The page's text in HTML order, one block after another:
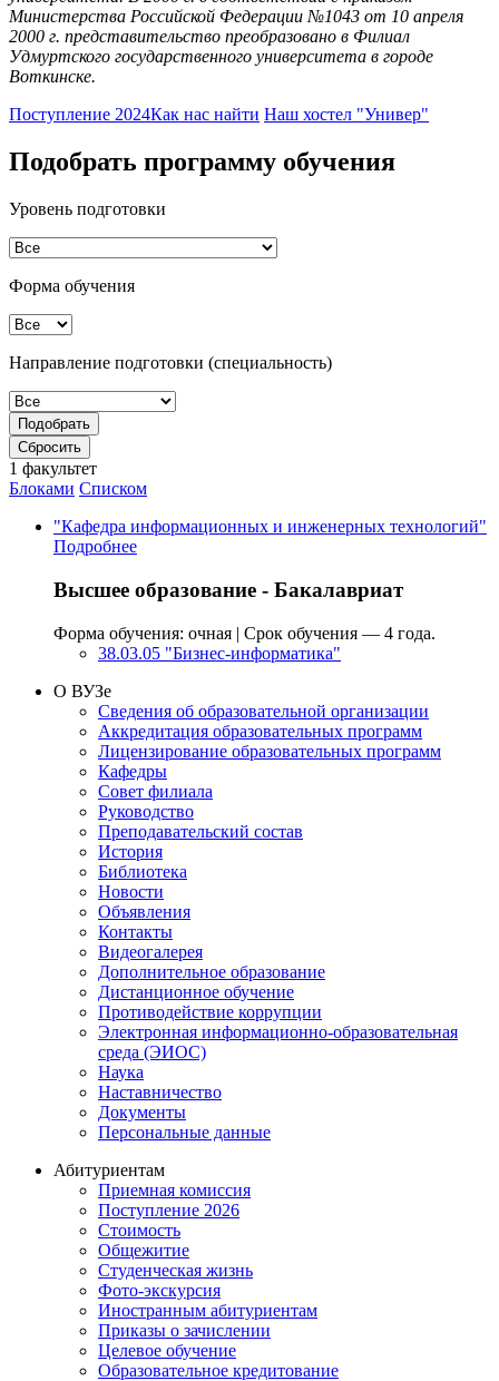
Министерства Российской Федерации №1043 от 10 апреля
2000 г. представительство преобразовано в Филиал
Удмуртского государственного университета в городе
Воткинске.
Поступление 2024Как нас найти Наш хостел "Универ"
Подобрать программу обучения
Уровень подготовки
Форма обучения
Направление подготовки (специальность)
1 факультет
Блоками Списком
"Кафедра информационных и инженерных технологий"
Подробнее
Высшее образование - Бакалавриат
Форма обучения: очная | Срок обучения — 4 года.
38.03.05 "Бизнес-информатика"
О ВУЗе
Сведения об образовательной организации
Аккредитация образовательных программ
Лицензирование образовательных программ
Кафедры
Совет филиала
Руководство
Преподавательский состав
История
Библиотека
Новости
Объявления
Контакты
Видеогалерея
Дополнительное образование
Дистанционное обучение
Противодействие коррупции
Электронная информационно-образовательная
среда (ЭИОС)
Наука
Наставничество
Документы
Персональные данные
Абитуриентам
Приемная комиссия
Поступление 2026
Стоимость
Общежитие
Студенческая жизнь
Фото-экскурсия
Иностранным абитуриентам
Приказы о зачислении
Целевое обучение
Образовательное кредитование